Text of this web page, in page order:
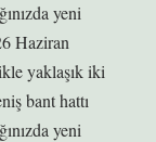
yeni
Haziran
yaklaşık iki
bant hattı
yeni